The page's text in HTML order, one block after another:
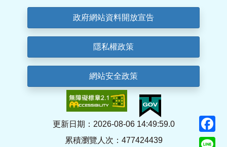
政府網站資料開放宣告
隱私權政策
網站安全政策
更新日期：2026-08-06 14:49:59.0
累積瀏覽人次：477424439